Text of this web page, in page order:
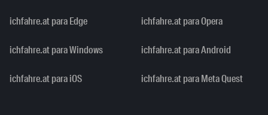
ichfahre.at para Edge ichfahre.at para Opera
ichfahre.at para Windows ichfahre.at para Android
ichfahre.at para iOS ichfahre.at para Meta Quest